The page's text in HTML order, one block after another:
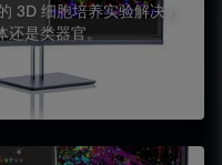
3D 细胞培养实验解决方
是类器官。